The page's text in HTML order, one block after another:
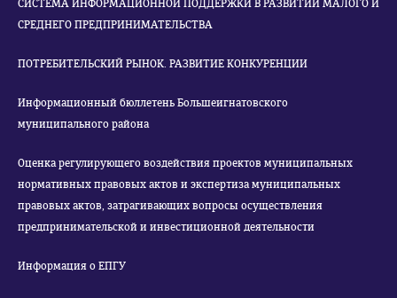
СИСТЕМА ИНФОРМАЦИОННОЙ ПОДДЕРЖКИ В РАЗВИТИИ МАЛОГО И
СРЕДНЕГО ПРЕДПРИНИМАТЕЛЬСТВА
ПОТРЕБИТЕЛЬСКИЙ РЫНОК. РАЗВИТИЕ КОНКУРЕНЦИИ
Информационный бюллетень Большеигнатовского
муниципального района
Оценка регулирующего воздействия проектов муниципальных
нормативных правовых актов и экспертиза муниципальных
правовых актов, затрагивающих вопросы осуществления
предпринимательской и инвестиционной деятельности
Информация о ЕПГУ